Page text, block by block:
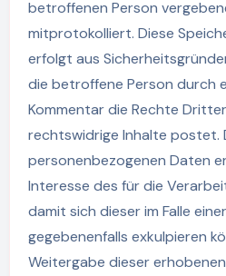
betroffenen Person
mitprotokolliert. Diese
erfolgt aus
die betroffene Person durch
Kommentar die Rechte
rechtswidrige Inhalte postet.
personenbezogenen Daten
Interesse des für die
damit sich dieser im Falle
gegebenenfalls exkulpieren
Weitergabe dieser